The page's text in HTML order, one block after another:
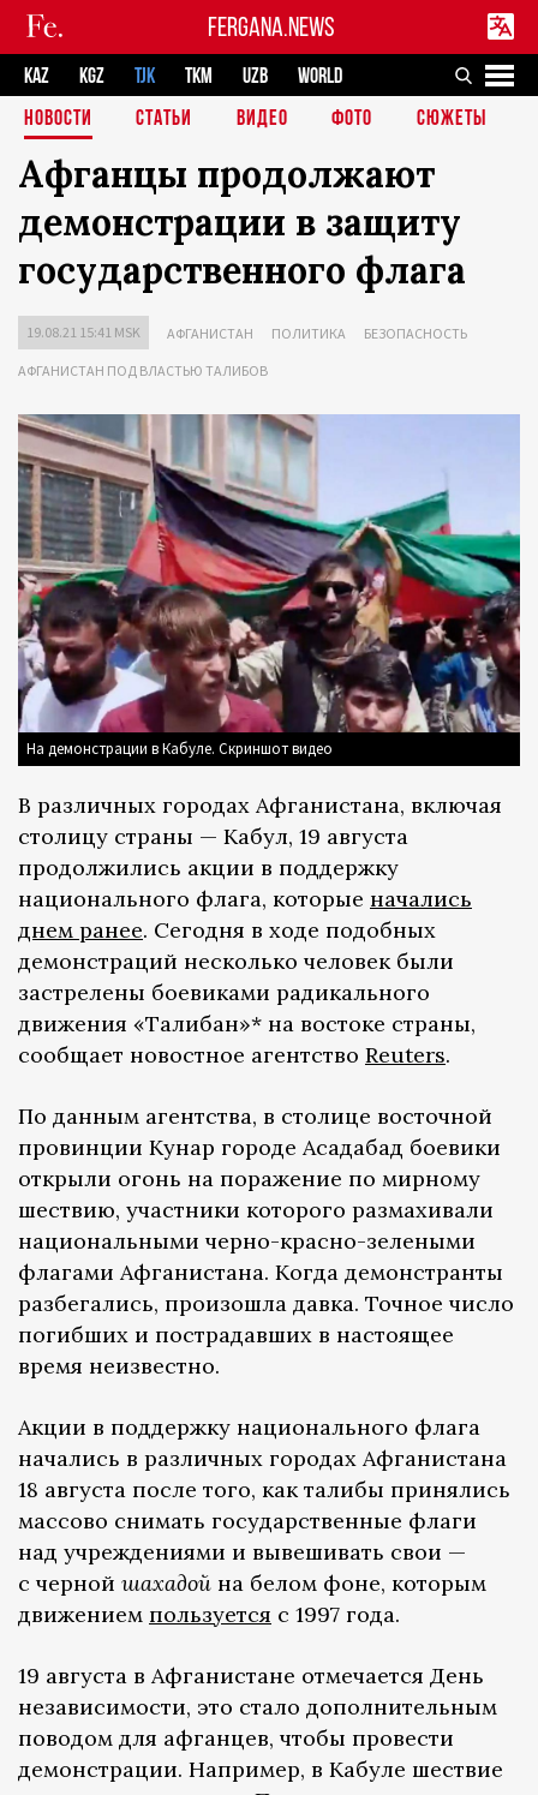
FERGANA.NEWS
KAZ KGZ TJK TKM UZB
WORLD
НОВОСТИ
СТАТЬИ ВИДЕО ФОТО СЮЖЕТЫ
Афганцы продолжают
демонстрации в защиту
государственного флага
19.08.21 15:41 MSK АФГАНИСТАН ПОЛИТИКА БЕЗОПАСНОСТЬ
АФГАНИСТАН ПОД ВЛАСТЬЮ ТАЛИБОВ
На демонстрации в Кабуле. Скриншот видео
В различных городах Афганистана, включая
столицу страны — Кабул, 19 августа
продолжились акции в поддержку
национального флага, которые начались
днем ранее. Сегодня в ходе подобных
демонстраций несколько человек были
застрелены боевиками радикального
движения «Талибан»* на востоке страны,
сообщает новостное агентство Reuters.
По данным агентства, в столице восточной
провинции Кунар городе Асадабад боевики
открыли огонь на поражение по мирному
шествию, участники которого размахивали
национальными черно-красно-зелеными
флагами Афганистана. Когда демонстранты
разбегались, произошла давка. Точное число
погибших и пострадавших в настоящее
время неизвестно.
Акции в поддержку национального флага
начались в различных городах Афганистана
18 августа после того, как талибы принялись
массово снимать государственные флаги
над учреждениями и вывешивать свои —
с черной шахадой на белом фоне, которым
движением пользуется с 1997 года.
19 августа в Афганистане отмечается День
независимости, это стало дополнительным
поводом для афганцев, чтобы провести
демонстрации. Например, в Кабуле шествие